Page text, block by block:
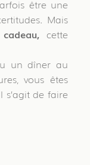
être une
Mais
cette
un dîner au
vous êtes
s’agit de faire